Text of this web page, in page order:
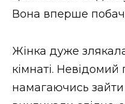
Вона вперше
Жінка дуже
кімнаті.
намагаючись зайти